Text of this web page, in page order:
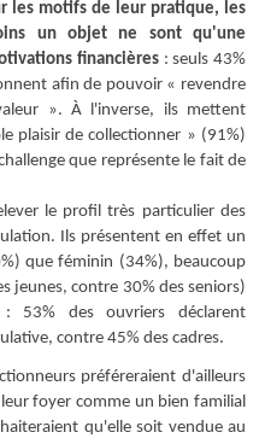
un objet ne sont qu'une
financières: seuls 43%
afin de pouvoir « revendre
». Àl 'inverse, ils mettent
plaisir de collectionner » (91%)
que représente le fait de
le profil très particulier des
Ils présentent en effet un
que féminin (34%), beaucoup
jeunes, contre 30% des seniors)
53% des ouvriers déclarent
contre 45% des cadres.
préféreraient d 'ailleurs
foyer comme un bien familial
qu'elle soit vendue au